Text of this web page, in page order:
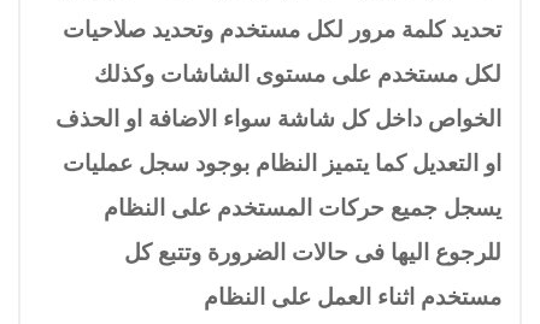
تحديد كلمة مرور لكل مستخدم وتحديد صلاحيات
لكل مستخدم على مستوى الشاشات وكذلك
الخواص داخل كل شاشة سواء الاضافة او الحذف
او التعديل كما يتميز النظام بوجود سجل عمليات
يسجل جميع حركات المستخدم على النظام
للرجوع اليها فى حالات الضرورة وتتبع كل
مستخدم اثناء العمل على النظام